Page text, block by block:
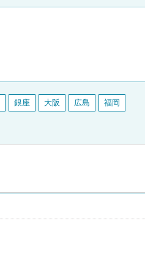
銀座 大阪 広島 福岡